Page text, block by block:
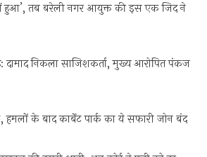
हुआ’, तब बरेली नगर आयुक्त की इस एक जिद ने
दामाद निकला साजिशकर्ता, मुख्य आरोपित पंकज
के बाद कार्बेट पार्क का ये सफारी जोन बंद